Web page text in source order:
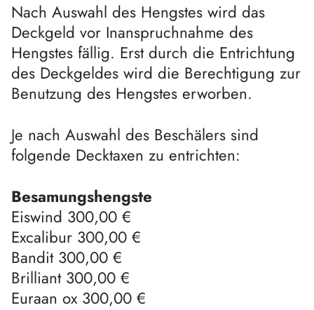
Nach Auswahl des Hengstes wird das
Deckgeld vor Inanspruchnahme des
Hengstes fällig. Erst durch die Entrichtung
des Deckgeldes wird die Berechtigung zur
Benutzung des Hengstes erworben.
Je nach Auswahl des Beschälers sind
folgende Decktaxen zu entrichten:
Besamungshengste
Eiswind 300,00 €
Excalibur 300,00 €
Bandit 300,00 €
Brilliant 300,00 €
Euraan ox 300,00 €